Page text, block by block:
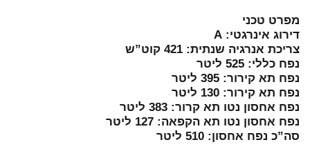
מפרט טכני
דירוג אינרגטי: A
צריכת אנרגיה שנתית: 421 קוט”ש
נפח כללי: 525 ליטר
נפח תא קירור: 395 ליטר
נפח תא קירור: 130 ליטר
נפח אחסון נטו תא קרור: 383 ליטר
נפח אחסון נטו תא הקפאה: 127 ליטר
סה”כ נפח אחסון: 510 ליטר